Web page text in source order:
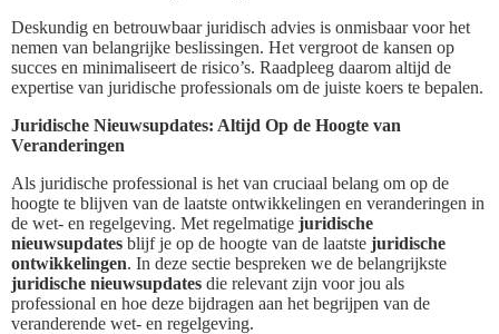
Deskundig en betrouwbaar juridisch advies is onmisbaar voor het
nemen van belangrijke beslissingen. Het vergroot de kansen op
succes en minimaliseert de risico’s. Raadpleeg daarom altijd de
expertise van juridische professionals om de juiste koers te bepalen.
Juridische Nieuwsupdates: Altijd Op de Hoogte van
Veranderingen
Als juridische professional is het van cruciaal belang om op de
hoogte te blijven van de laatste ontwikkelingen en veranderingen in
de wet- en regelgeving. Met regelmatige juridische
nieuwsupdates blijf je op de hoogte van de laatste juridische
ontwikkelingen. In deze sectie bespreken we de belangrijkste
juridische nieuwsupdates die relevant zijn voor jou als
professional en hoe deze bijdragen aan het begrijpen van de
veranderende wet- en regelgeving.